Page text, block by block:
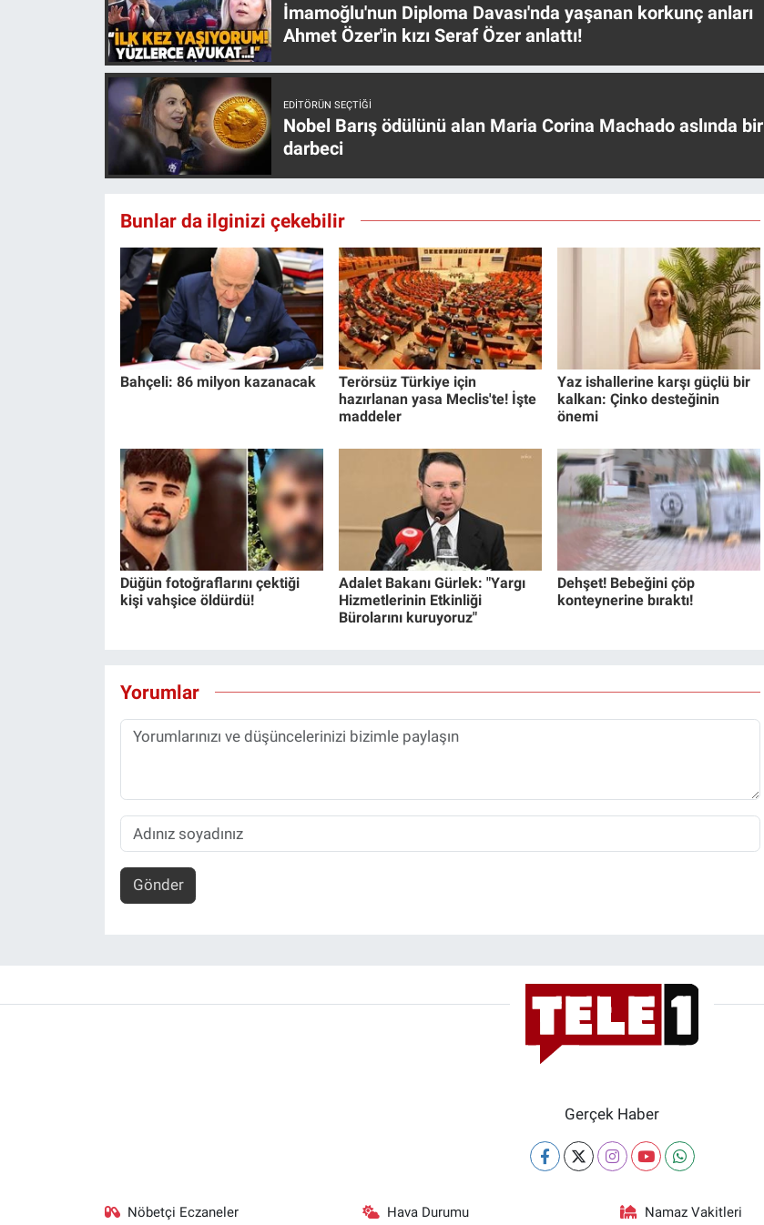
İmamoğlu'nun Diploma Davası'nda yaşanan korkunç anları
Ahmet Özer'in kızı Seraf Özer anlattı!
EDITÖRÜN SEÇTIĞI
Nobel Barış ödülünü alan Maria Corina Machado aslında bir
darbeci
Bunlar da ilginizi çekebilir
Bahçeli: 86 milyon kazanacak
Terörsüz Türkiye için
hazırlanan yasa Meclis'te! İşte
maddeler
Yaz ishallerine karşı güçlü bir
kalkan: Çinko desteğinin
önemi
Düğün fotoğraflarını çektiği
kişi vahşice öldürdü!
Adalet Bakanı Gürlek: "Yargı
Hizmetlerinin Etkinliği
Bürolarını kuruyoruz"
Dehşet! Bebeğini çöp
konteynerine bıraktı!
Yorumlar
Gönder
Gerçek Haber
Nöbetçi Eczaneler Hava Durumu Namaz Vakitleri